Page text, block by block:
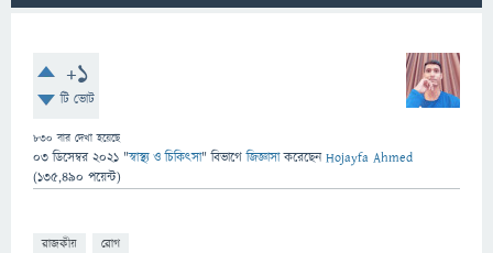
+1
টি ভোট
830 বার দেখা হয়েছে
03 ডিসেম্বর 2021 "স্বাস্থ্য ও চিকিৎসা" বিভাগে জিজ্ঞাসাকরেছেনHojayfa Ahmed
(135,490 পয়েন্ট)
রাজকীয় রোগ